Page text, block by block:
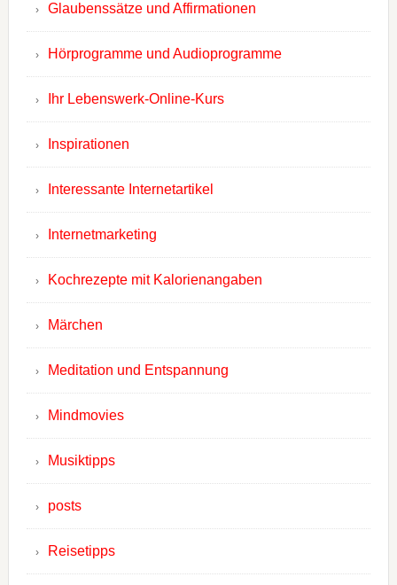
Glaubenssätze und Affirmationen
Hörprogramme und Audioprogramme
Ihr Lebenswerk-Online-Kurs
Inspirationen
Interessante Internetartikel
Internetmarketing
Kochrezepte mit Kalorienangaben
Märchen
Meditation und Entspannung
Mindmovies
Musiktipps
posts
Reisetipps